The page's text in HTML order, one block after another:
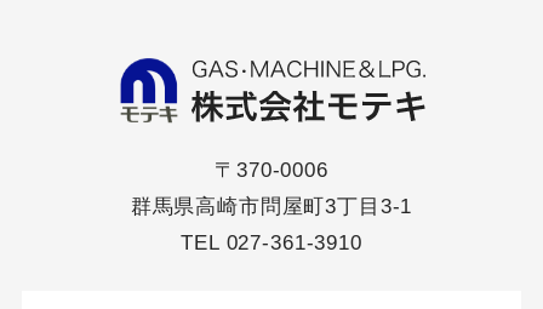
〒370-0006
群馬県高崎市問屋町3丁目3-1
TEL 027-361-3910